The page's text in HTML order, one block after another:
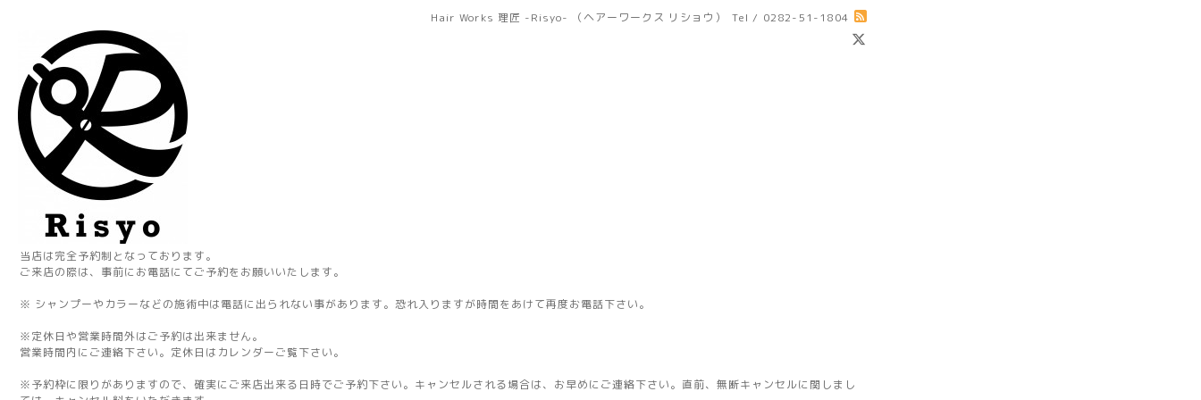
Hair Works 理匠 -Risyo- （ヘアーワークス リショウ） Tel / 0282-51-1804
当店は完全予約制となっております。
ご来店の際は、事前にお電話にてご予約をお願いいたします。
※ シャンプーやカラーなどの施術中は電話に出られない事があります。恐れ入りますが時間をあけて再度お電話下さい。
※定休日や営業時間外はご予約は出来ません。
営業時間内にご連絡下さい。定休日はカレンダーご覧下さい。
※予約枠に限りがありますので、確実にご来店出来る日時でご予約下さい。キャンセルされる場合は、お早めにご連絡下さい。直前、無断キャンセルに関しまし